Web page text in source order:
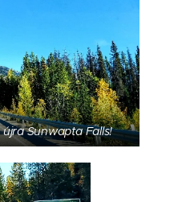
Sunwapta Falls!